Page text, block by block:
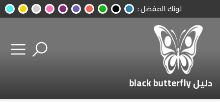
لونك المفضل :
دليل black butterfly